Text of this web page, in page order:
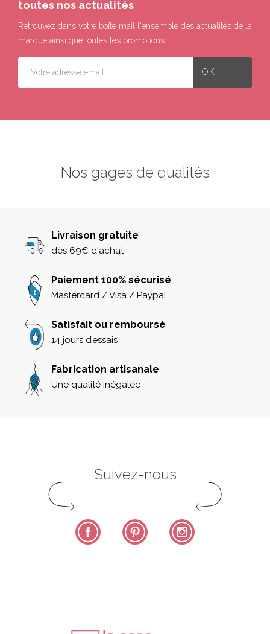
toutes nos actualités
Retrouvez dans votre boîte mail l'ensemble des actualités de la
marque ainsi que toutes les promotions.
Nos gages de qualités
Livraison gratuite
dès 69€ d'achat
Paiement 100% sécurisé
Mastercard / Visa / Paypal
Satisfait ou remboursé
14 jours d’essais
Fabrication artisanale
Une qualité inégalée
Suivez-nous
Facebook Pinterest